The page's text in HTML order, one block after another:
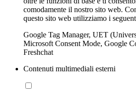
comodamente il nostro sito web.
questo sito web utilizziamo i
Google Tag Manager, UET
Microsoft Consent Mode, Google
Freshchat
Contenuti multimediali esterni